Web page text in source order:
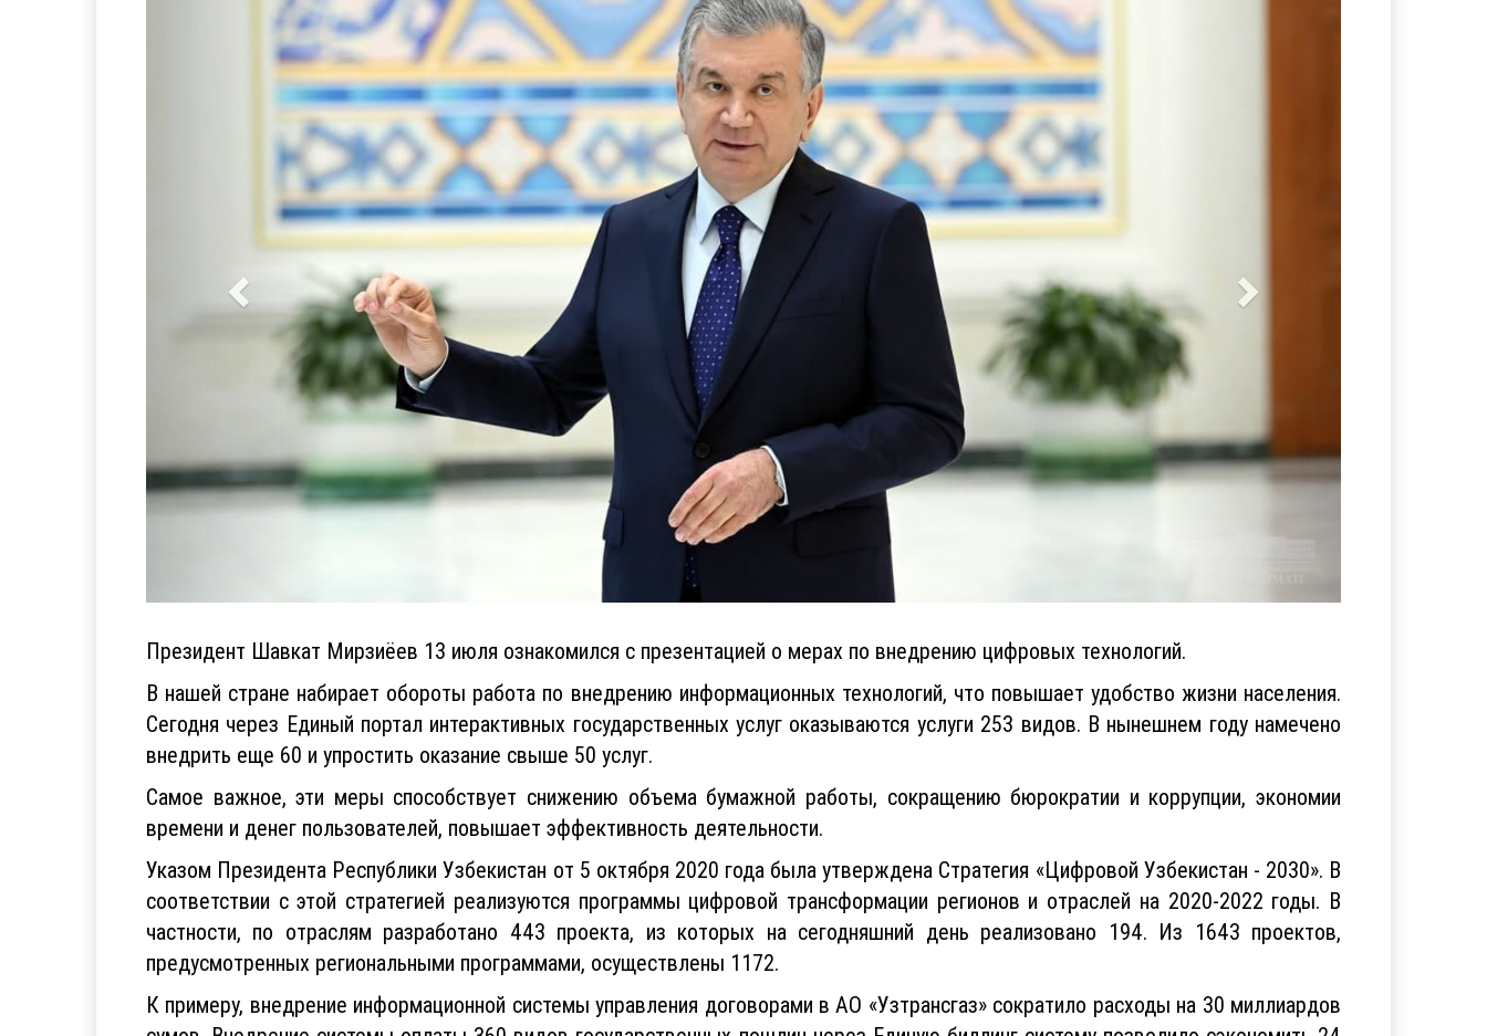
Президент Шавкат Мирзиёев 13 июля ознакомился с презентацией о мерах по внедрению цифровых технологий.
В нашей стране набирает обороты работа по внедрению информационных технологий, что повышает удобство жизни населения.
Сегодня через Единый портал интерактивных государственных услуг оказываются услуги 253 видов. В нынешнем году намечено
внедрить еще 60 и упростить оказание свыше 50 услуг.
Самое важное, эти меры способствует снижению объема бумажной работы, сокращению бюрократии и коррупции, экономии
времени и денег пользователей, повышает эффективность деятельности.
Указом Президента Республики Узбекистан от 5 октября 2020 года была утверждена Стратегия «Цифровой Узбекистан - 2030». В
соответствии с этой стратегией реализуются программы цифровой трансформации регионов и отраслей на 2020-2022 годы. В
частности, по отраслям разработано 443 проекта, из которых на сегодняшний день реализовано 194. Из 1643 проектов,
предусмотренных региональными программами, осуществлены 1172.
К примеру, внедрение информационной системы управления договорами в АО «Узтрансгаз» сократило расходы на 30 миллиардов